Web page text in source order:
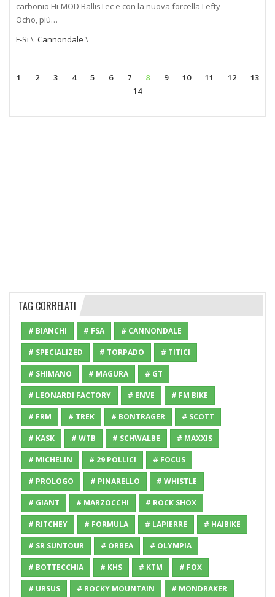
carbonio Hi-MOD BallisTec e con la nuova forcella Lefty
Ocho, più…
F-Si \ Cannondale \
1 2 3 4 5 6 7 8 9 10 11 12
13
14
TAG CORRELATI
# BIANCHI # FSA # CANNONDALE
# SPECIALIZED # TORPADO # TITICI
# SHIMANO # MAGURA # GT
# LEONARDI FACTORY # ENVE # FM BIKE
# FRM # TREK # BONTRAGER # SCOTT
# KASK # WTB # SCHWALBE # MAXXIS
# MICHELIN # 29 POLLICI # FOCUS
# PROLOGO # PINARELLO # WHISTLE
# GIANT # MARZOCCHI # ROCK SHOX
# RITCHEY # FORMULA # LAPIERRE # HAIBIKE
# SR SUNTOUR # ORBEA # OLYMPIA
# BOTTECCHIA # KHS # KTM # FOX
# URSUS # ROCKY MOUNTAIN # MONDRAKER